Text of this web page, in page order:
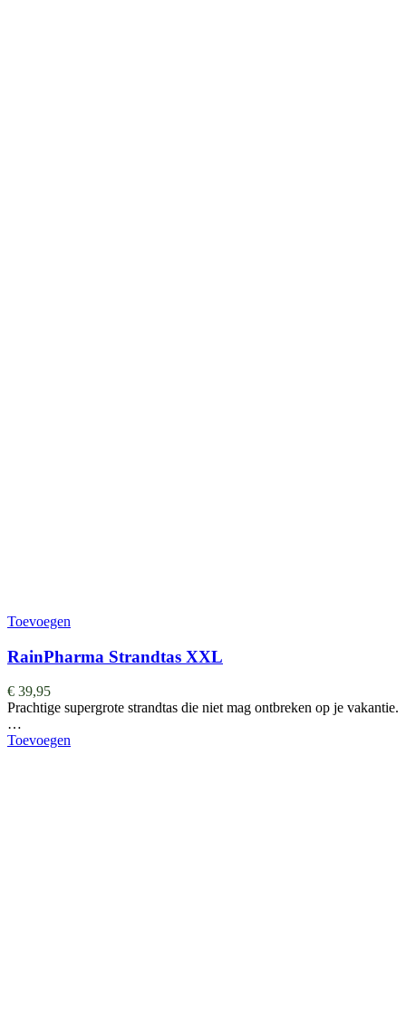
Toevoegen
RainPharma Strandtas XXL
€ 39,95
Prachtige supergrote strandtas die niet mag ontbreken op je vakantie.
…
Toevoegen